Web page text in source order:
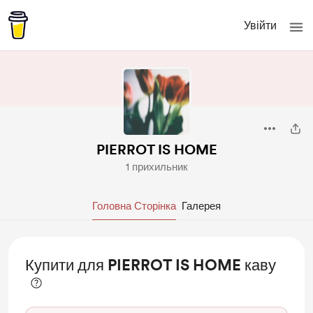
Увійти
PIERROT IS HOME
1 прихильник
Головна Сторінка Галерея
Купити для PIERROT IS HOME каву